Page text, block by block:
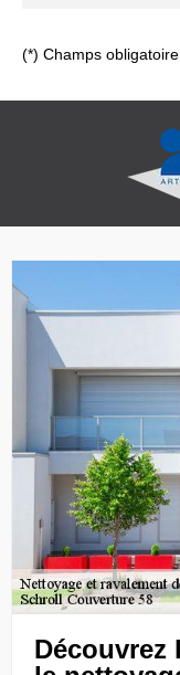
(*) Champs obligatoire
Découvrez